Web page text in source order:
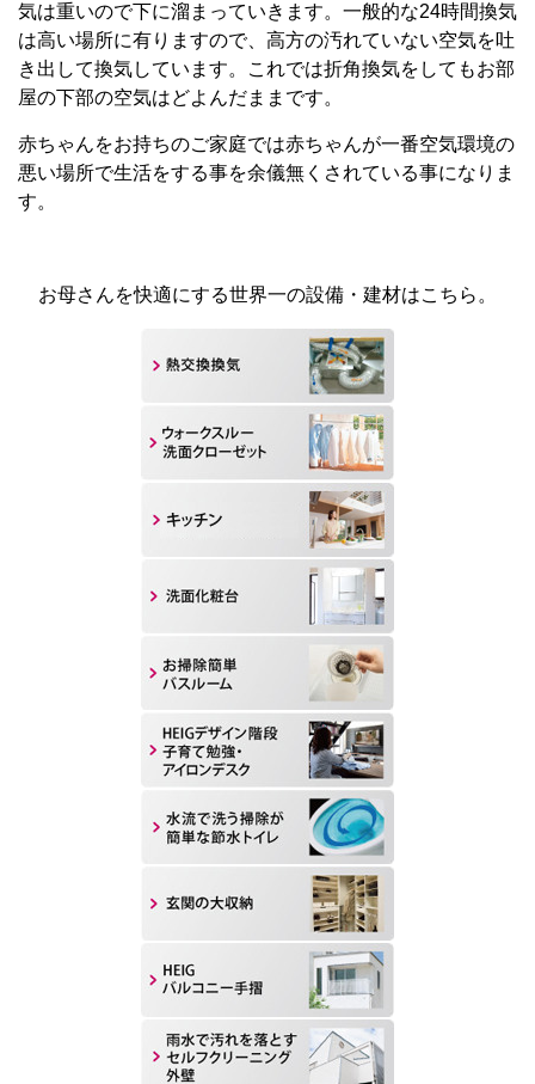
気は重いので下に溜まっていきます。一般的な24時間換気
は高い場所に有りますので、高方の汚れていない空気を吐
き出して換気しています。これでは折角換気をしてもお部
屋の下部の空気はどよんだままです。
赤ちゃんをお持ちのご家庭では赤ちゃんが一番空気環境の
悪い場所で生活をする事を余儀無くされている事になりま
す。
お母さんを快適にする世界一の設備・建材はこちら。